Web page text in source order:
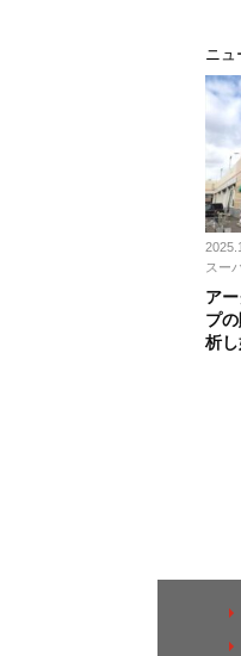
ニュ
スー
ア
プ
析